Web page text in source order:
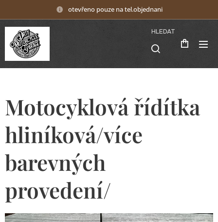
otevřeno pouze na tel.objednani
HLEDAT
Motocyklová řídítka
hliníková/více
barevných
provedení/